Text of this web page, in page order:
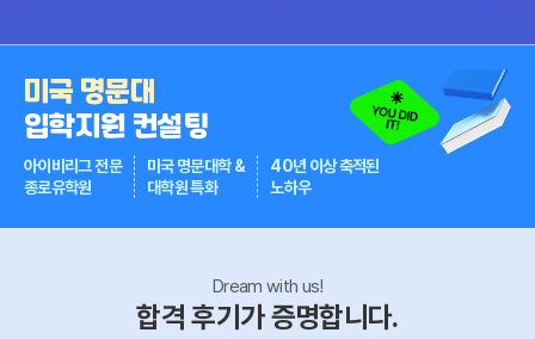
미국 명문대
입학지원 컨설팅
아이비리그 전문
종로유학원
미국 명문대학 &
대학원 특화
40년 이상 축적된
노하우
Dream with us!
합격 후기가 증명합니다.